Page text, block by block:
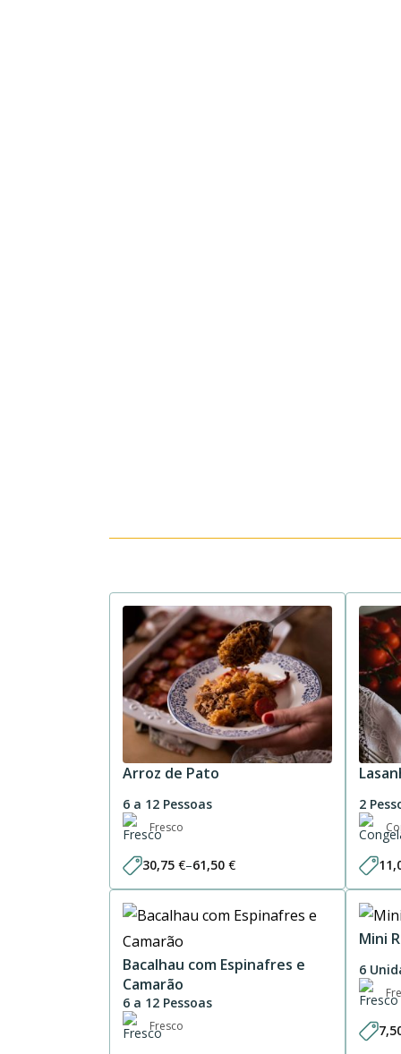
Arroz de Pato
6 a 12 Pessoas
Fresco
30,75 €–61,50 €
Price
range:
through
61,50 €
2
Bacalhau com Espinafres e
Camarão
6 a 12 Pessoas
Fresco
Mini
6